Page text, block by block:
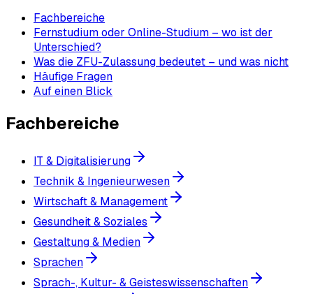
Fachbereiche
Fernstudium oder Online-Studium – wo ist der
Unterschied?
Was die ZFU-Zulassung bedeutet – und was nicht
Häufige Fragen
Auf einen Blick
Fachbereiche
IT & Digitalisierung
Technik & Ingenieurwesen
Wirtschaft & Management
Gesundheit & Soziales
Gestaltung & Medien
Sprachen
Sprach-, Kultur- & Geisteswissenschaften